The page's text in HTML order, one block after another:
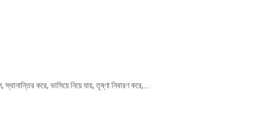
করে, ভাসিয়ে নিয়ে যায়, তৃষ্ণা নিবারণ করে,...